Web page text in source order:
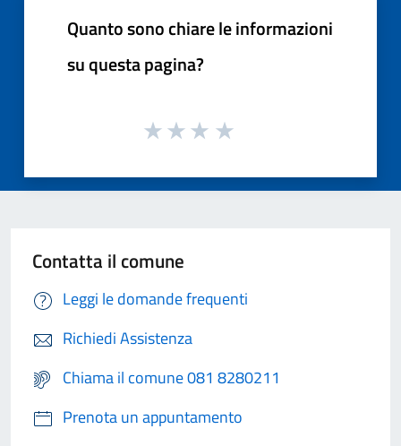
Quanto sono chiare le informazioni
su questa pagina?
Contatta il comune
Leggi le domande frequenti
Richiedi Assistenza
Chiama il comune 081 8280211
Prenota un appuntamento